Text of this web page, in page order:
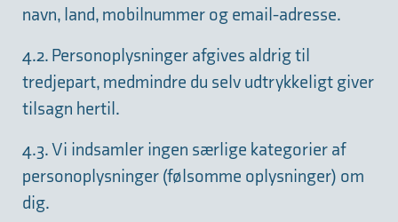
navn, land, mobilnummer og email-adresse.
4.2. Personoplysninger afgives aldrig til
tredjepart, medmindre du selv udtrykkeligt giver
tilsagn hertil.
4.3. Vi indsamler ingen særlige kategorier af
personoplysninger (følsomme oplysninger) om
dig.